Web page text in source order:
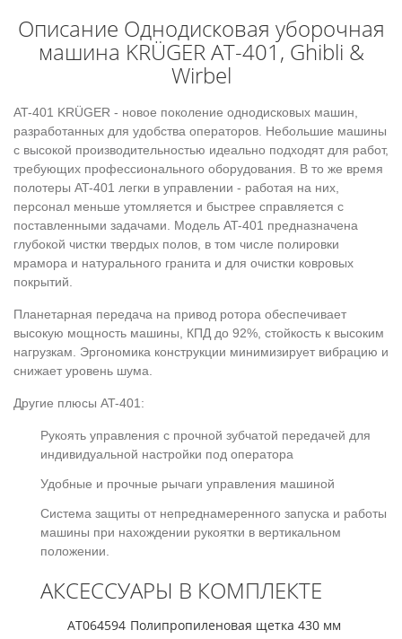
Описание Однодисковая уборочная
машина KRÜGER AT-401, Ghibli &
Wirbel
AT-401 KRÜGER - новое поколение однодисковых машин,
разработанных для удобства операторов. Небольшие машины
с высокой производительностью идеально подходят для работ,
требующих профессионального оборудования. В то же время
полотеры AT-401 легки в управлении - работая на них,
персонал меньше утомляется и быстрее справляется с
поставленными задачами. Модель AT-401 предназначена
глубокой чистки твердых полов, в том числе полировки
мрамора и натурального гранита и для очистки ковровых
покрытий.
Планетарная передача на привод ротора обеспечивает
высокую мощность машины, КПД до 92%, стойкость к высоким
нагрузкам. Эргономика конструкции минимизирует вибрацию и
снижает уровень шума.
Другие плюсы AT-401:
Рукоять управления с прочной зубчатой передачей для
индивидуальной настройки под оператора
Удобные и прочные рычаги управления машиной
Система защиты от непреднамеренного запуска и работы
машины при нахождении рукоятки в вертикальном
положении.
АКСЕССУАРЫ В КОМПЛЕКТЕ
AT064594 Полипропиленовая щетка 430 мм